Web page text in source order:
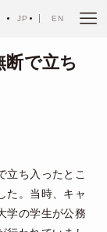
JP EN
断で立ち
立ち入ったとこ
た。当時、キャ
学の学生が公務